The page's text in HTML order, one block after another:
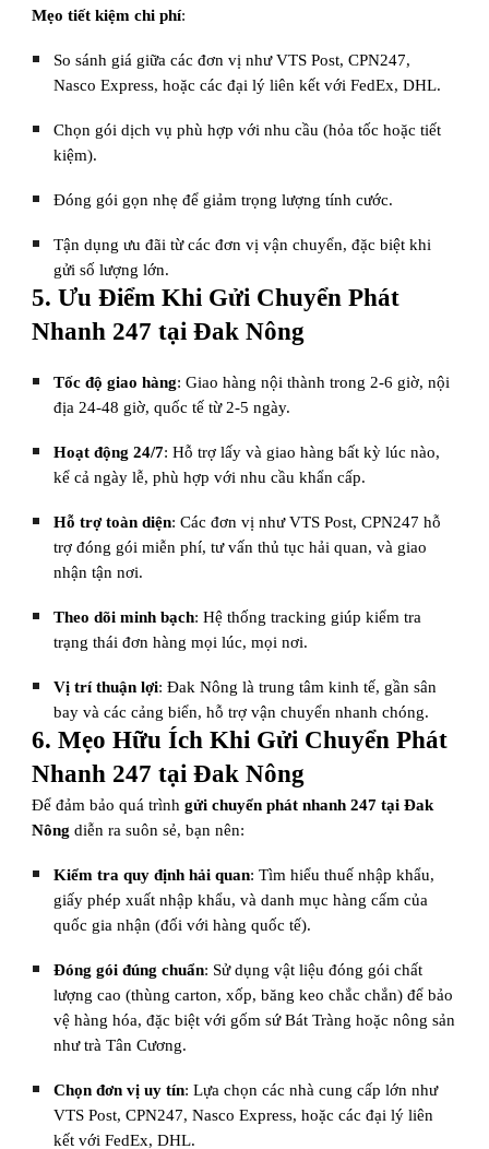
Mẹo tiết kiệm chi phí:
So sánh giá giữa các đơn vị như VTS Post, CPN247,
Nasco Express, hoặc các đại lý liên kết với FedEx, DHL.
Chọn gói dịch vụ phù hợp với nhu cầu (hỏa tốc hoặc tiết
kiệm).
Đóng gói gọn nhẹ để giảm trọng lượng tính cước.
Tận dụng ưu đãi từ các đơn vị vận chuyển, đặc biệt khi
gửi số lượng lớn.
5. Ưu Điểm Khi Gửi Chuyển Phát
Nhanh 247 tại Đak Nông
Tốc độ giao hàng: Giao hàng nội thành trong 2-6 giờ, nội
địa 24-48 giờ, quốc tế từ 2-5 ngày.
Hoạt động 24/7: Hỗ trợ lấy và giao hàng bất kỳ lúc nào,
kể cả ngày lễ, phù hợp với nhu cầu khẩn cấp.
Hỗ trợ toàn diện: Các đơn vị như VTS Post, CPN247 hỗ
trợ đóng gói miễn phí, tư vấn thủ tục hải quan, và giao
nhận tận nơi.
Theo dõi minh bạch: Hệ thống tracking giúp kiểm tra
trạng thái đơn hàng mọi lúc, mọi nơi.
Vị trí thuận lợi: Đak Nông là trung tâm kinh tế, gần sân
bay và các cảng biển, hỗ trợ vận chuyển nhanh chóng.
6. Mẹo Hữu Ích Khi Gửi Chuyển Phát
Nhanh 247 tại Đak Nông
Để đảm bảo quá trìnhgửi chuyển phát nhanh 247 tại Đak
Nông diễn ra suôn sẻ, bạn nên:
Kiểm tra quy định hải quan: Tìm hiểu thuế nhập khẩu,
giấy phép xuất nhập khẩu, và danh mục hàng cấm của
quốc gia nhận (đối với hàng quốc tế).
Đóng gói đúng chuẩn: Sử dụng vật liệu đóng gói chất
lượng cao (thùng carton, xốp, băng keo chắc chắn) để bảo
vệ hàng hóa, đặc biệt với gốm sứ Bát Tràng hoặc nông sản
như trà Tân Cương.
Chọn đơn vị uy tín: Lựa chọn các nhà cung cấp lớn như
VTS Post, CPN247, Nasco Express, hoặc các đại lý liên
kết với FedEx, DHL.